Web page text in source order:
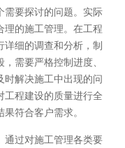
需要探讨的问题。实际
的施工管理。在工程
细的调查和分析，制
需要严格控制进度、
时解决施工中出现的问
程建设的质量进行全
符合客户需求。
通过对施工管理各类要